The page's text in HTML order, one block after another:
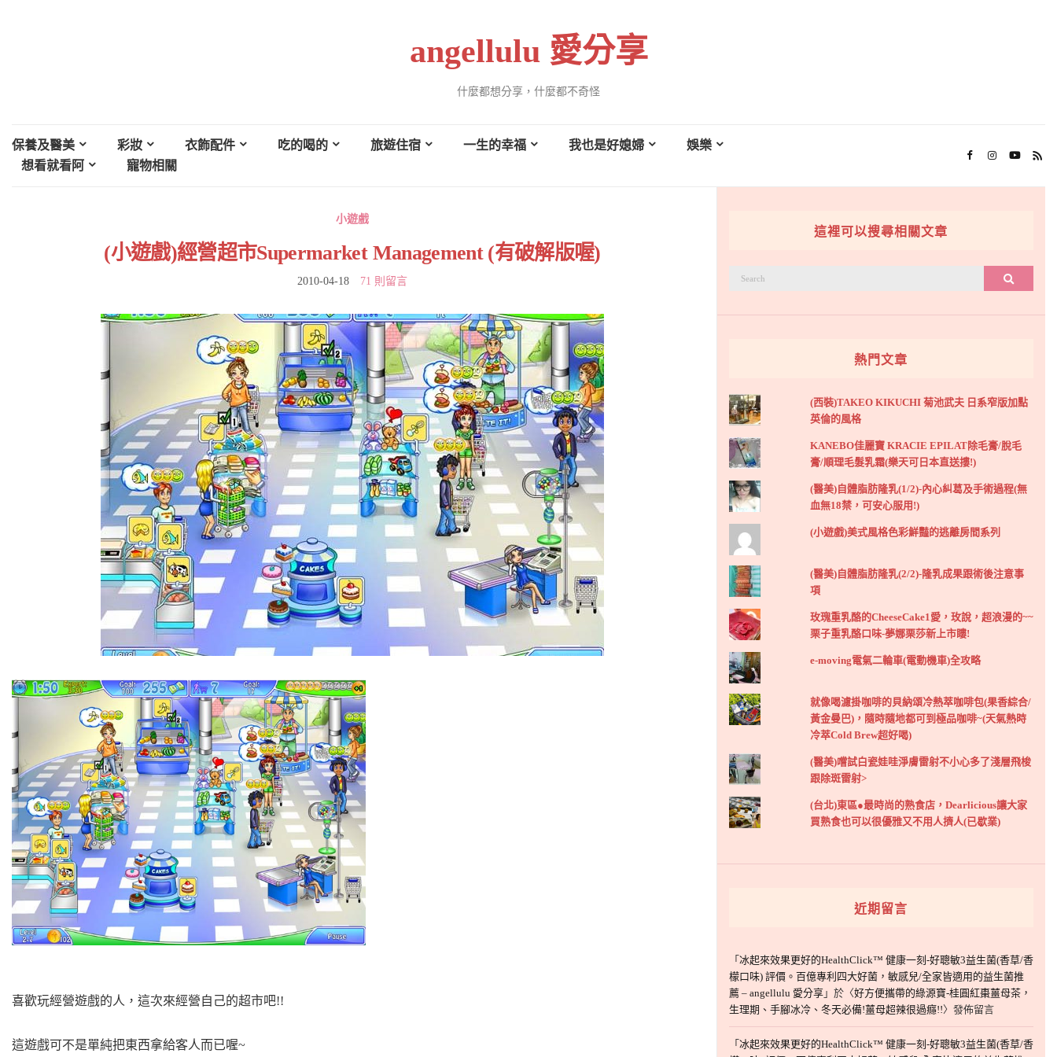
angellulu 愛分享
什麼都想分享，什麼都不奇怪
保養及醫美 彩妝 衣飾配件 吃的喝的 旅遊住宿 一生的幸福 我也是好媳婦
娛樂
想看就看阿
寵物相關
小遊戲
(小遊戲)經營超市Supermarket Management (有破解版喔)
2010-04-18 71 則留言
喜歡玩經營遊戲的人，這次來經營自己的超市吧!!
這遊戲可不是單純把東西拿給客人而已喔~
這裡可以搜尋相關文章
搜尋
熱門文章
(西裝)TAKEO KIKUCHI 菊池武夫 日系窄版加點
英倫的風格
KANEBO佳麗寶 KRACIE EPILAT除毛膏/脫毛
膏/順理毛髮乳霜(樂天可日本直送摟!)
(醫美)自體脂肪隆乳(1/2)-內心糾葛及手術過程(無
血無18禁，可安心服用!)
(小遊戲)美式風格色彩鮮豔的逃離房間系列
(醫美)自體脂肪隆乳(2/2)-隆乳成果跟術後注意事
項
玫瑰重乳酪的CheeseCake1愛，玫說，超浪漫的~~
栗子重乳酪口味-夢娜栗莎新上市瞜!
e-moving電氣二輪車(電動機車)全攻略
就像喝濾掛咖啡的貝納頌冷熱萃咖啡包(果香綜合/
黃金曼巴)，隨時隨地都可到極品咖啡~(天氣熱時
冷萃Cold Brew超好喝)
(醫美)嚐試白瓷娃哇淨膚雷射不小心多了淺層飛梭
跟除斑雷射>
(台北)東區●最時尚的熟食店，Dearlicious讓大家
買熟食也可以很優雅又不用人擠人(已歇業)
近期留言
「 冰起來效果更好的HealthClick™ 健康一刻-好聰敏3益生菌(香草/香
檬口味) 評價。百億專利四大好菌，敏感兒/全家皆適用的益生菌推
薦 – angellulu 愛分享 」於〈好方便攜帶的綠源寶-桂圓紅棗薑母茶，
生理期、手腳冰冷、冬天必備!薑母超辣很過癮!!〉發佈留言
「 冰起來效果更好的HealthClick™ 健康一刻-好聰敏3益生菌(香草/香